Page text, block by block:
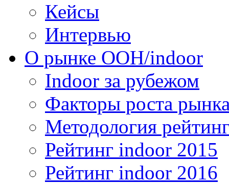
Кейсы
Интервью
О рынке OOH/indoor
Indoor за рубежом
Факторы роста
Методология
Рейтинг indoor 2015
Рейтинг indoor 2016